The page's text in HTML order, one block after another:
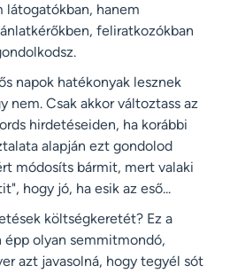
látogatókban, hanem
feliratkozókban
napok hatékonyak lesznek
nem. Csak akkor változtass az
hirdetéseiden, ha korábbi
alapján ezt gondolod
módosíts bármit, mert valaki
hogy jó, ha esik az eső...
költségkeretét? Ez a
épp olyan semmitmondó,
azt javasolná, hogy tegyél sót